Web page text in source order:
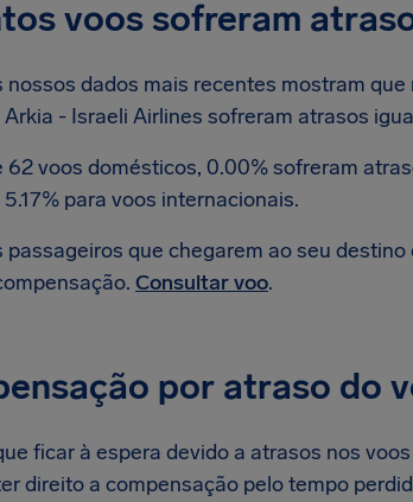
voos sofreram
nossos dados mais recentes mostram
Arkia - Israeli Airlines sofreram atrasos
62 voos domésticos, 0.00% sofreram
5.17% para voos internacionais.
passageiros que chegarem ao seu
Consultar voo.
por atraso do
ficar à espera devido a atrasos nos
direito a compensação pelo tempo